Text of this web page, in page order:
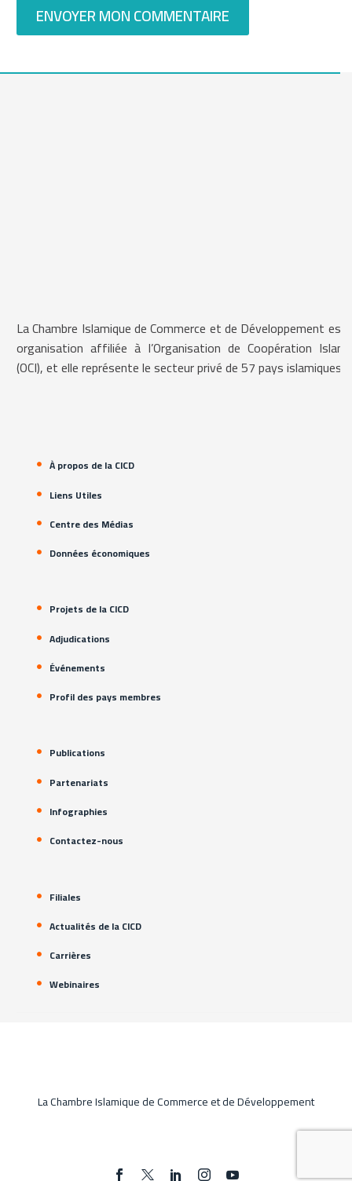
ENVOYER MON COMMENTAIRE
La Chambre Islamique de Commerce et de Développement est
organisation affiliée à l’Organisation de Coopération
(OCI), et elle représente le secteur privé de 57 pays islamiques.
À propos de la CICD
Liens Utiles
Centre des Médias
Données économiques
Projets de la CICD
Adjudications
Événements
Profil des pays membres
Publications
Partenariats
Infographies
Contactez-nous
Filiales
Actualités de la CICD
Carrières
Webinaires
La Chambre Islamique de Commerce et de Développement